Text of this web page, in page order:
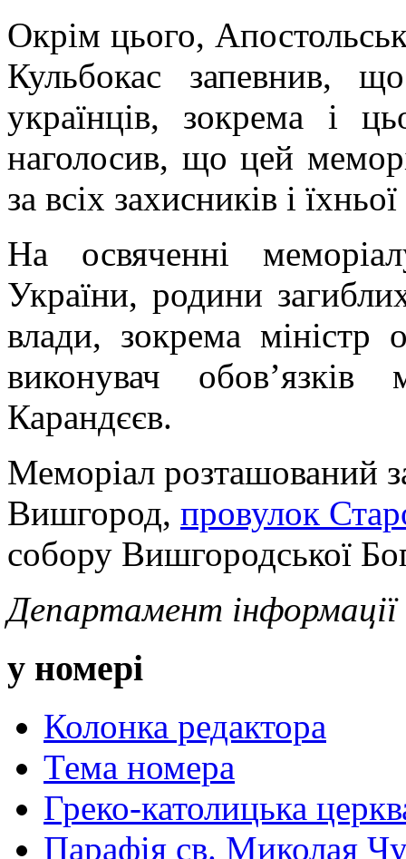
Окрім цього,
Кульбокас запевнив,
українців, зокрема і
наголосив, що цей
за всіх захисників і
На освяченні
України, родини
влади, зокрема міністр
виконувач обов’язків
Карандєєв.
Меморіал розташований
Вишгород, провулок
собору Вишгородської
Департамент
у номері
Колонка редактора
Тема номера
Греко-католицька
Парафія св. Миколая